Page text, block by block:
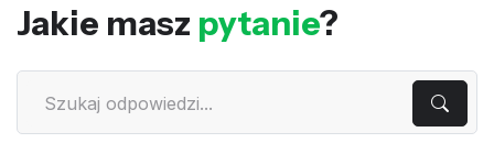
Jakie masz pytanie?